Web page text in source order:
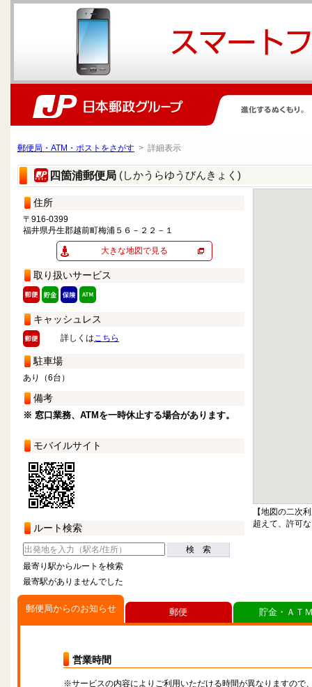
郵便局・ATM・ポストをさがす > 詳細表示
四箇浦郵便局 (しかうらゆうびんきょく)
住所
〒916-0399
福井県丹生郡越前町梅浦５６－２２－１
大きな地図で見る
取り扱いサービス
キャッシュレス
詳しくはこちら
駐車場
あり（6台）
備考
※ 窓口業務、ATMを一時休止する場合があります。
モバイルサイト
ルート検索
検 索
最寄り駅からルートを検索
最寄駅がありませんでした
【地図の二次
超えて、許可
郵便局からのお知らせ
営業時間
※サービスの内容によりご利用いただける時間が異なりますので
郵便 貯金・ＡＴ